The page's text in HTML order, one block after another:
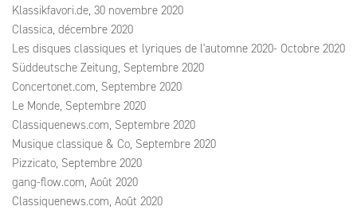
Klassikfavori.de, 30 novembre 2020
Classica, décembre 2020
Les disques classiques et lyriques de l'automne 2020- Octobre 2020
Süddeutsche Zeitung, Septembre 2020
Concertonet.com, Septembre 2020
Le Monde, Septembre 2020
Classiquenews.com, Septembre 2020
Musique classique & Co, Septembre 2020
Pizzicato, Septembre 2020
gang-flow.com, Août 2020
Classiquenews.com, Août 2020